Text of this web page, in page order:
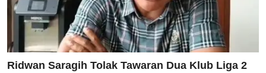
Ridwan Saragih Tolak Tawaran Dua Klub Liga 2